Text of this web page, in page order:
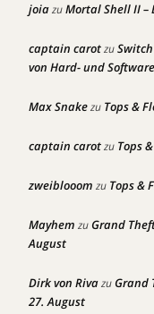
joiazuMortal Shell II –
captain carotzu
von Hard- und Software
Max Snakezu Tops &
captain carotzu Tops
zweiblooom zu Tops &
Mayhem zuGrand
August
Dirk von RivazuGrand
27. August